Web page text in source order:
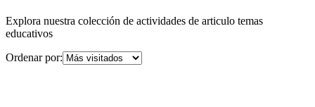
Explora nuestra colección de actividades de articulo temas
educativos
Ordenar por: